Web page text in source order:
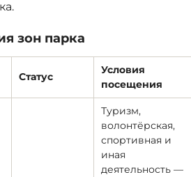
зон парка
Статус
Условия
посещения
Туризм,
волонтёрская,
спортивная и
иная
деятельность —